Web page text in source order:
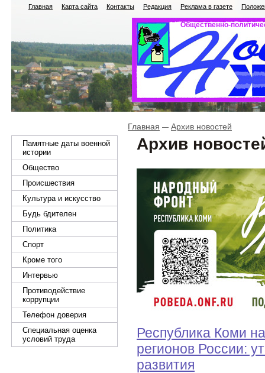
Главная Карта сайта Контакты Редакция Реклама в газете
Общественно-
Памятные даты военной
истории
Общество
Происшествия
Культура и искусство
Будь бдителен
Политика
Спорт
Кроме того
Интервью
Противодействие
коррупции
Телефон доверия
Специальная оценка
условий труда
Главная Архив новостей
Архив
Республика Коми
регионов России:
развития